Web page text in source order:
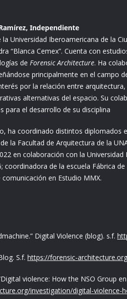
Independiente
la Universidad Iberoamericana de la
“Blanca Cemex”. Cuenta con
de Forensic Architecture. Ha
principalmente en el campo
por la relación entre
alternativas del espacio. Su
para el desarrollo de su disciplina
ha coordinado distintos diplomados
la Facultad de Arquitectura de la
en colaboración con la
coordinadora de la escuela Fábrica
en Estudio MMX.
Digital Violence (blog). s.f.
S.f. https://forensic-
violence: How the NSO Group
investigation/digital-